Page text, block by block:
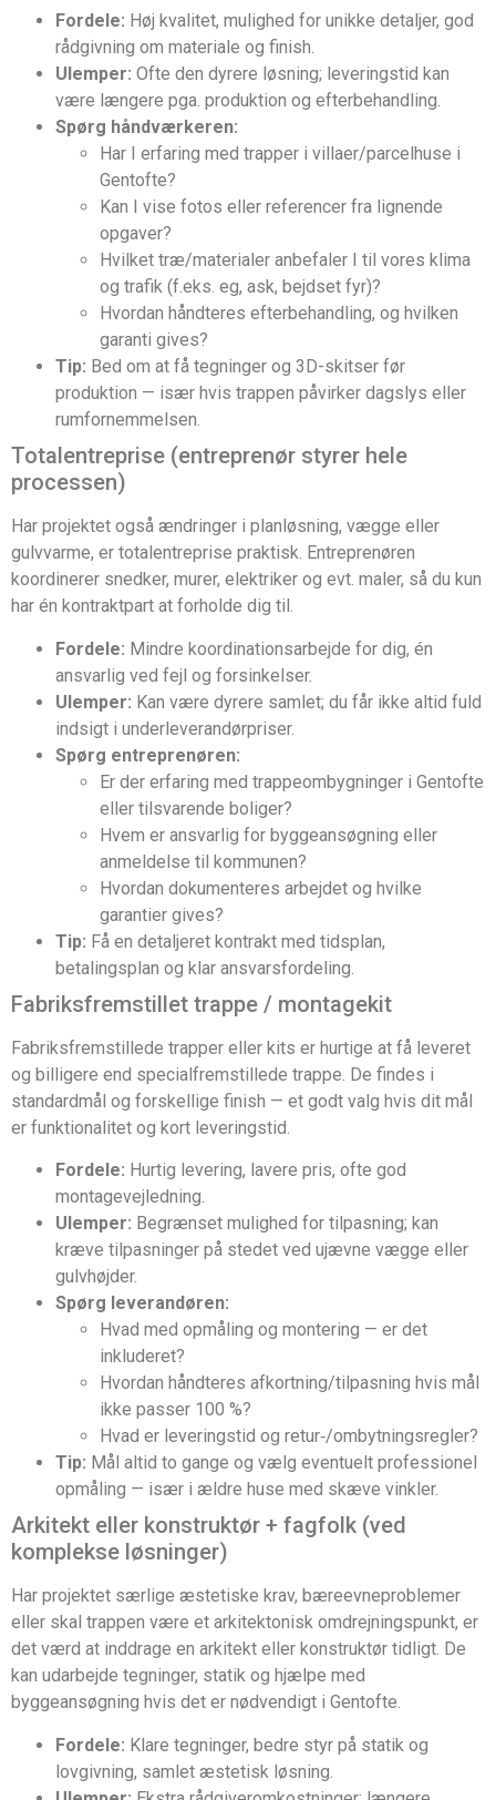
Fordele: Høj kvalitet, mulighed for unikke detaljer, god
rådgivning om materiale og finish.
Ulemper: Ofte den dyrere løsning; leveringstid kan
være længere pga. produktion og efterbehandling.
Spørg håndværkeren:
Har I erfaring med trapper i villaer/parcelhuse i
Gentofte?
Kan I vise fotos eller referencer fra lignende
opgaver?
Hvilket træ/materialer anbefaler I til vores klima
og trafik (f.eks. eg, ask, bejdset fyr)?
Hvordan håndteres efterbehandling, og hvilken
garanti gives?
Tip: Bed om at få tegninger og 3D-skitser før
produktion — især hvis trappen påvirker dagslys eller
rumfornemmelsen.
Totalentreprise (entreprenør styrer hele
processen)
Har projektet også ændringer i planløsning, vægge eller
gulvvarme, er totalentreprise praktisk. Entreprenøren
koordinerer snedker, murer, elektriker og evt. maler, så du kun
har én kontraktpart at forholde dig til.
Fordele: Mindre koordinationsarbejde for dig, én
ansvarlig ved fejl og forsinkelser.
Ulemper: Kan være dyrere samlet; du får ikke altid fuld
indsigt i underleverandørpriser.
Spørg entreprenøren:
Er der erfaring med trappeombygninger i Gentofte
eller tilsvarende boliger?
Hvem er ansvarlig for byggeansøgning eller
anmeldelse til kommunen?
Hvordan dokumenteres arbejdet og hvilke
garantier gives?
Tip: Få en detaljeret kontrakt med tidsplan,
betalingsplan og klar ansvarsfordeling.
Fabriksfremstillet trappe / montagekit
Fabriksfremstillede trapper eller kits er hurtige at få leveret
og billigere end specialfremstillede trappe. De findes i
standardmål og forskellige finish — et godt valg hvis dit mål
er funktionalitet og kort leveringstid.
Fordele: Hurtig levering, lavere pris, ofte god
montagevejledning.
Ulemper: Begrænset mulighed for tilpasning; kan
kræve tilpasninger på stedet ved ujævne vægge eller
gulvhøjder.
Spørg leverandøren:
Hvad med opmåling og montering — er det
inkluderet?
Hvordan håndteres afkortning/tilpasning hvis mål
ikke passer 100 %?
Hvad er leveringstid og retur‑/ombytningsregler?
Tip: Mål altid to gange og vælg eventuelt professionel
opmåling — især i ældre huse med skæve vinkler.
Arkitekt eller konstruktør + fagfolk (ved
komplekse løsninger)
Har projektet særlige æstetiske krav, bæreevneproblemer
eller skal trappen være et arkitektonisk omdrejningspunkt, er
det værd at inddrage en arkitekt eller konstruktør tidligt. De
kan udarbejde tegninger, statik og hjælpe med
byggeansøgning hvis det er nødvendigt i Gentofte.
Fordele: Klare tegninger, bedre styr på statik og
lovgivning, samlet æstetisk løsning.